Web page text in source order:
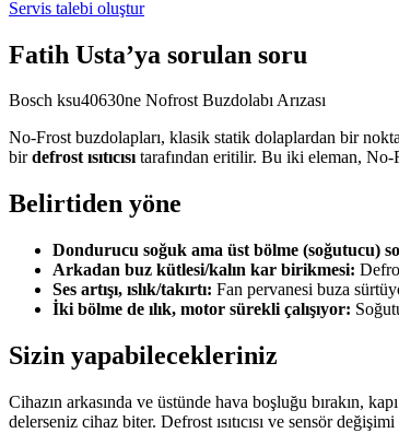
Servis talebi oluştur
Fatih Usta’ya sorulan soru
Bosch ksu40630ne Nofrost Buzdolabı Arızası
No-Frost buzdolapları, klasik statik dolaplardan bir
birdefrost ısıtıcısıtarafından eritilir. Bu iki eleman, No-
Belirtiden yöne
Dondurucu soğuk ama üst bölme (soğutucu)
Arkadan buz kütlesi/kalın kar birikmesi:
Ses artışı, ıslık/takırtı: Fan pervanesi buza
İki bölme de ılık, motor sürekli çalışıyor:
Sizin yapabilecekleriniz
Cihazın arkasında ve üstünde hava boşluğu bırakın,
delerseniz cihaz biter. Defrost ısıtıcısı ve sensör